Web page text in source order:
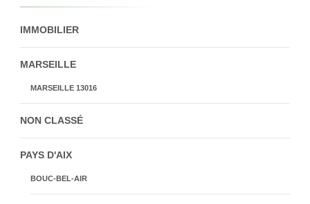
IMMOBILIER
MARSEILLE
MARSEILLE 13016
NON CLASSÉ
PAYS D'AIX
BOUC-BEL-AIR